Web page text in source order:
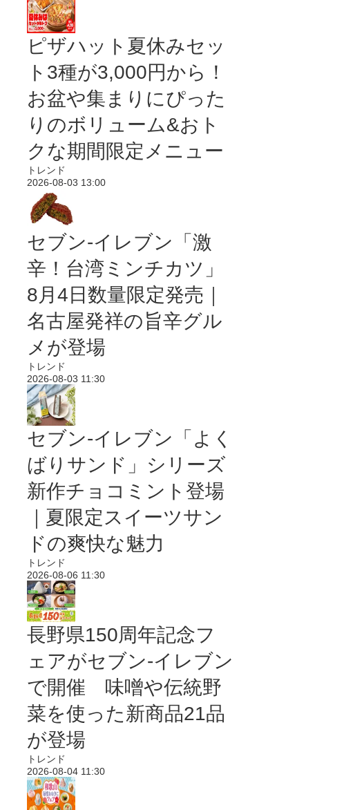
ピザハット夏休みセッ
ト3種が3,000円から！
お盆や集まりにぴった
りのボリューム&おト
クな期間限定メニュー
トレンド
2026-08-03 13:00
セブン-イレブン「激
辛！台湾ミンチカツ」
8月4日数量限定発売｜
名古屋発祥の旨辛グル
メが登場
トレンド
2026-08-03 11:30
セブン‐イレブン「よく
ばりサンド」シリーズ
新作チョコミント登場
｜夏限定スイーツサン
ドの爽快な魅力
トレンド
2026-08-06 11:30
長野県150周年記念フ
ェアがセブン-イレブン
で開催 味噌や伝統野
菜を使った新商品21品
が登場
トレンド
2026-08-04 11:30